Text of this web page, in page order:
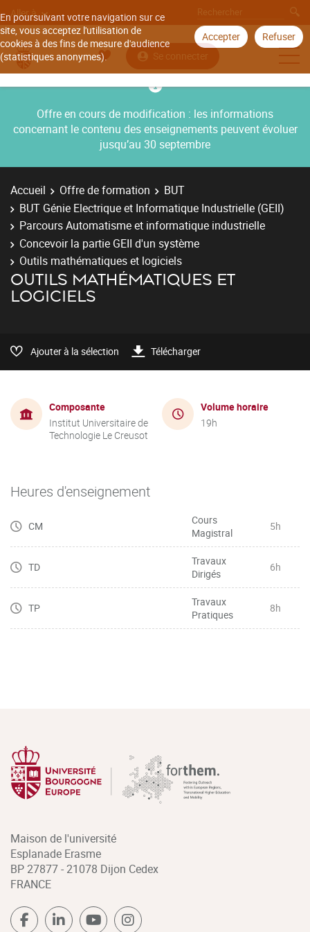
En poursuivant votre navigation sur ce
site, vous acceptez l'utilisation de
cookies à des fins de mesure d'audience
(statistiques anonymes).
Accepter Refuser
Aller à
Se connecter
Offre en cours de modification : les informations
concernant le contenu des enseignements peuvent évoluer
jusqu’au 30 septembre
Accueil Offre de formation
BUT
BUT Génie Electrique et Informatique Industrielle (GEII)
Parcours Automatisme et informatique industrielle
Concevoir la partie GEII d'un système
Outils mathématiques et logiciels
OUTILS MATHÉMATIQUES ET
LOGICIELS
Ajouter à la sélection Télécharger
Composante
Institut Universitaire de
Technologie Le Creusot
Volume horaire
19h
Heures d'enseignement
CM
Cours
Magistral
5h
TD
Travaux
Dirigés
6h
TP
Travaux
Pratiques
8h
Maison de l'université
Esplanade Erasme
BP 27877 - 21078 Dijon Cedex
FRANCE